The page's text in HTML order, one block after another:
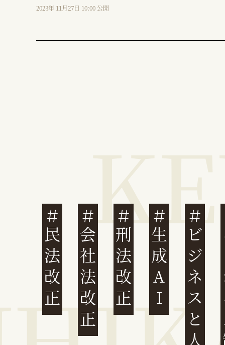
2023年 11月27日 10:00 公開
民法改正 会社法改正 刑法改正 生成AI ビジネスと人権